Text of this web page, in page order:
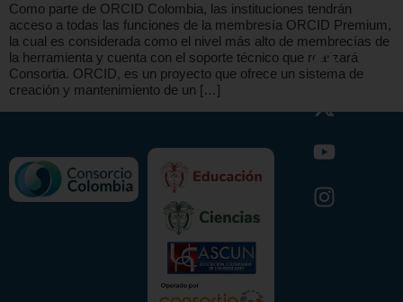
Como parte de ORCID Colombia, las instituciones tendrán
acceso a todas las funciones de la membresía ORCID Premium,
la cual es considerada como el nivel más alto de membrecías de
la herramienta y cuenta con el soporte técnico que realizará
Consortia. ORCID, es un proyecto que ofrece un sistema de
creación y mantenimiento de un […]